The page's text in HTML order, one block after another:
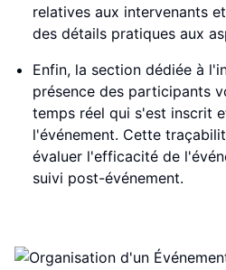
relatives aux intervenants
des détails pratiques aux
Enfin, la section dédiée à
présence des participants
temps réel qui s'est inscrit
l'événement. Cette
évaluer l'efficacité de
suivi post-événement.